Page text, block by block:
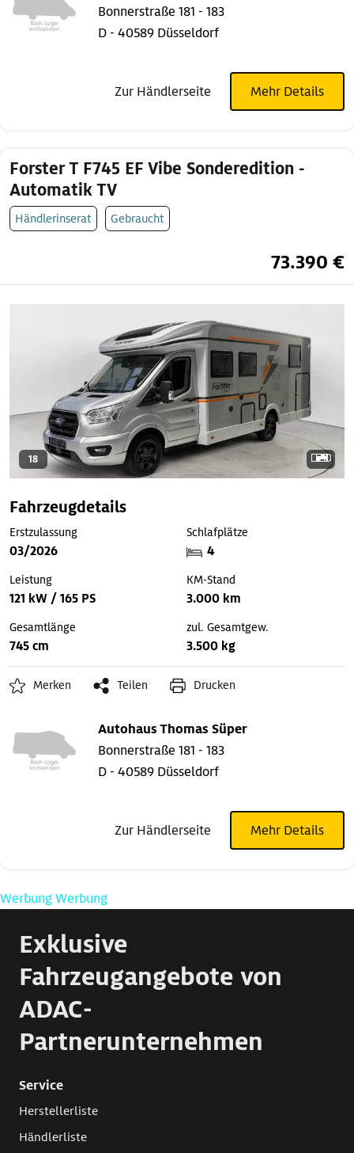
Bonnerstraße 181 - 183
D - 40589 Düsseldorf
Zur Händlerseite Mehr Details
Forster T F745 EF Vibe Sonderedition -
Automatik TV
Händlerinserat Gebraucht
73.390 €
18
Fahrzeugdetails
Erstzulassung
03/2026
Schlafplätze
4
Leistung
121 kW / 165 PS
KM-Stand
3.000 km
Gesamtlänge
745 cm
zul. Gesamtgew.
3.500 kg
Merken Teilen Drucken
Autohaus Thomas Süper
Bonnerstraße 181 - 183
D - 40589 Düsseldorf
Zur Händlerseite Mehr Details
WerbungWerbung
Exklusive
Fahrzeugangebote von
ADAC-
Partnerunternehmen
Service
Herstellerliste
Händlerliste